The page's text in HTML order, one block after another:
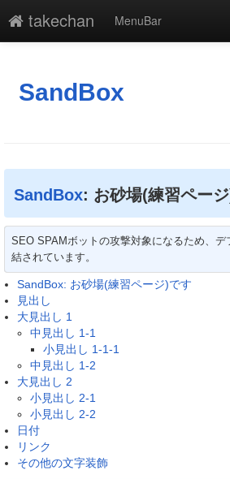
takechan
MenuBar
添付
一覧
単語検索
SandBox
SandBox: お砂場(練習ペー
SEO SPAMボットの攻撃対象になるため、デ
結されています。
SandBox: お砂場(練習ページ)です
見出し
大見出し 1
中見出し 1-1
小見出し 1-1-1
中見出し 1-2
大見出し 2
小見出し 2-1
小見出し 2-2
日付
リンク
その他の文字装飾